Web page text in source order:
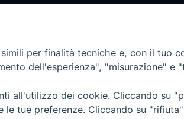
+39 349 1787015
Il
per finalità tecniche e, con il tuo
dell'esperienza", "misurazione"
all'utilizzo dei cookie. Cliccando su
le tue preferenze. Cliccando su